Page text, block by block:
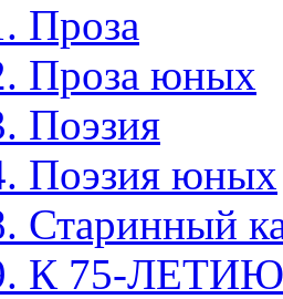
Проза
Проза юных
Поэзия
Поэзия юных
Старинный
К 75-